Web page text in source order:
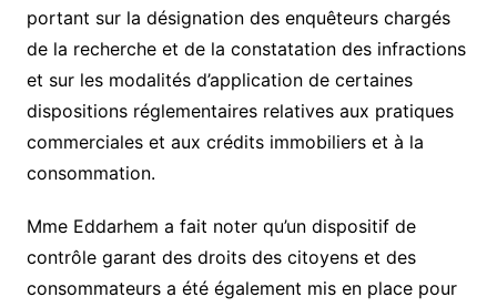
portant sur la désignation des enquêteurs chargés
de la recherche et de la constatation des infractions
et sur les modalités d’application de certaines
dispositions réglementaires relatives aux pratiques
commerciales et aux crédits immobiliers et à la
consommation.
Mme Eddarhem a fait noter qu’un dispositif de
contrôle garant des droits des citoyens et des
consommateurs a été également mis en place pour